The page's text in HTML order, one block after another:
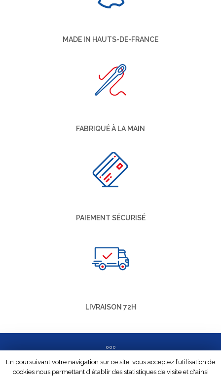
MADE IN HAUTS-DE-FRANCE
FABRIQUÉ À LA MAIN
PAIEMENT SÉCURISÉ
LIVRAISON 72H
En poursuivant votre navigation sur ce site, vous acceptez l’utilisation de
cookies nous permettant d'établir des statistiques de visite et d'ainsi